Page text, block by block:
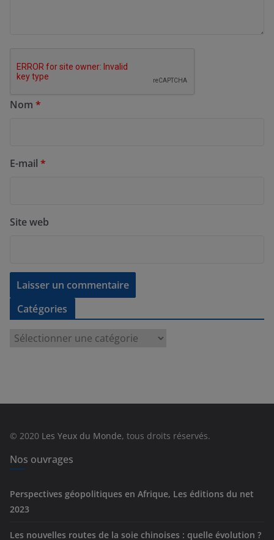
Nom *
E-mail *
Site web
Catégories
e
s
© 2020 Les Yeux du Monde, tous droits réservés.
Nos ouvrages
Perspectives géopolitiques en Afrique, Les éditions du net
2023
Les nouvelles routes de la soie chinoises : quelle évolution ?